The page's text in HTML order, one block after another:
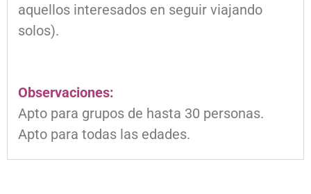
aquellos interesados en seguir viajando
solos).
Observaciones:
Apto para grupos de hasta 30 personas.
Apto para todas las edades.